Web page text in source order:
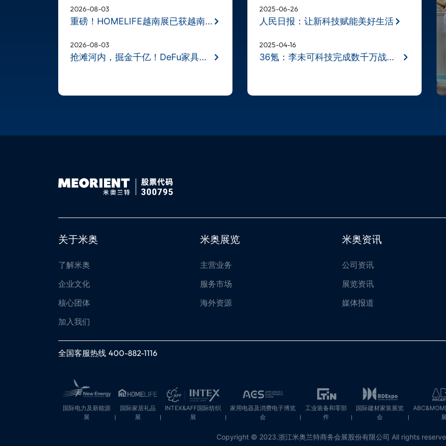
2026-08-03
重磅！HOMELIFE越南展已获越南财政部
2026-08-03
抢滩河内，掘金千亿！DeFu家具展11月
2025-06-26
人民日报：让新科技赋能美好生活
2025-04-16
36氪：李未可科技完成数千万战略融资
关于米奥
了解米奥
企业文化
核心团体
加入我们
米奥展览
主营业务
服务市场
海外资源
米奥资讯
公司资讯
展览资讯
媒体报道
全国客服热线 400-882-1116
国际电力及新能源
展
国际家居礼品
展
INTEX&AFF国际纺织
展
家用电器及消费电子博览
会
工业装备和零部
件
国际建材家装展览
会
Copyright © 2023.浙江米奥兰特商务会展股份有限公司 All rights